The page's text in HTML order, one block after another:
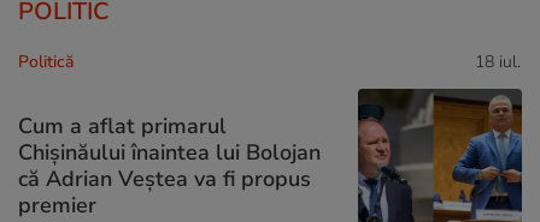
POLITIC
Politică 18 iul.
Cum a aflat primarul
Chișinăului înaintea lui Bolojan
că Adrian Veștea va fi propus
premier